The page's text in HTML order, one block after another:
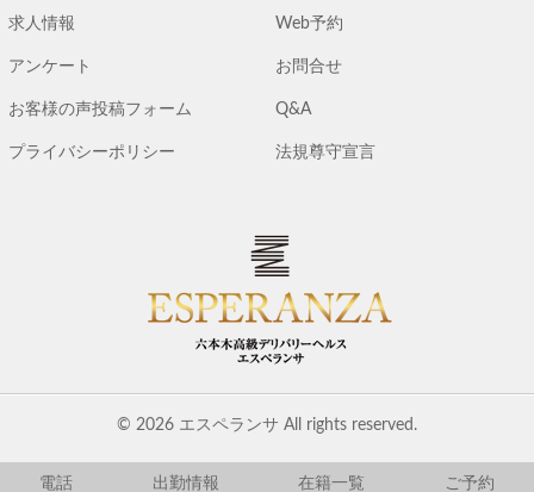
求人情報 Web予約
アンケート お問合せ
お客様の声投稿フォーム Q&A
プライバシーポリシー 法規尊守宣言
© 2026 エスペランサ All rights reserved.
電話 出勤情報 在籍一覧 ご予約